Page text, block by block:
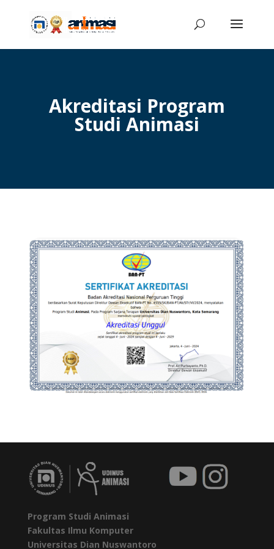
Akreditasi Program
Studi Animasi
Program Studi Animasi
Fakultas Ilmu Komputer
Universitas Dian Nuswantoro